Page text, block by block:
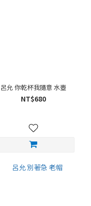
呂允 你乾杯我隨意 水壺
NT$680